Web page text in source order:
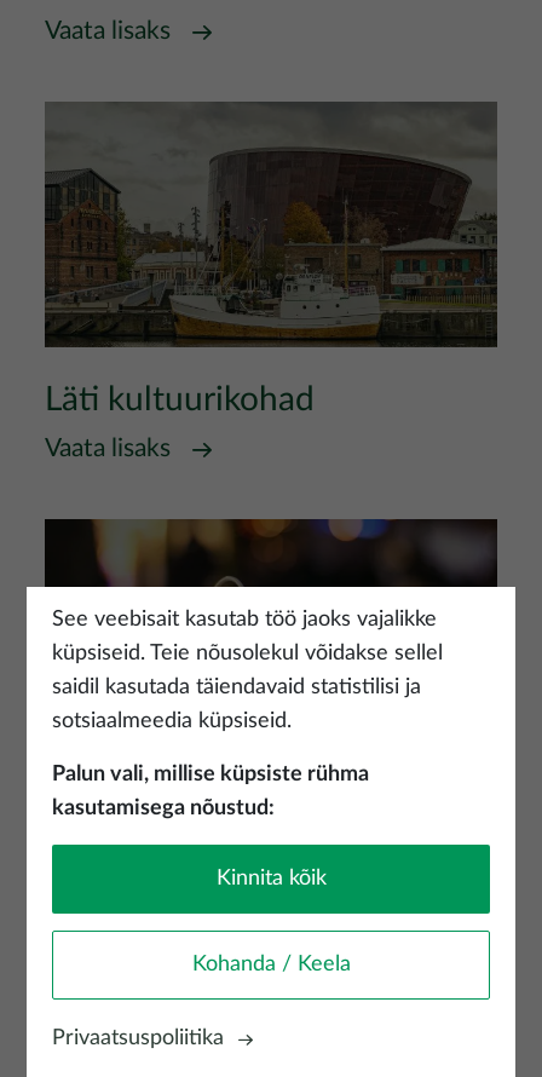
Vaata lisaks
Läti kultuurikohad
Vaata lisaks
Läti kultuur ja traditsioonid
See veebisait kasutab töö jaoks vajalikke
küpsiseid. Teie nõusolekul võidakse sellel
saidil kasutada täiendavaid statistilisi ja
sotsiaalmeedia küpsiseid.
Palun vali, millise küpsiste rühma
kasutamisega nõustud:
Kinnita kõik
Kohanda / Keela
Privaatsuspoliitika